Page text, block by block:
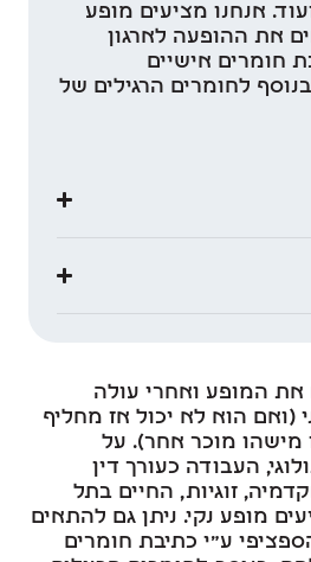
אנחנו מציעים מופע
את ההופעה לארגון
חומרים אישיים
לחומרים הרגילים של
את המופע ואחרי עולה
(ואם הוא לא יכול אז מחליף
מוכר אחר). על
העבודה כעורך דין
זוגיות, החיים בתל
מופע נקי. ניתן גם להתאים
ע"י כתיבת חומרים